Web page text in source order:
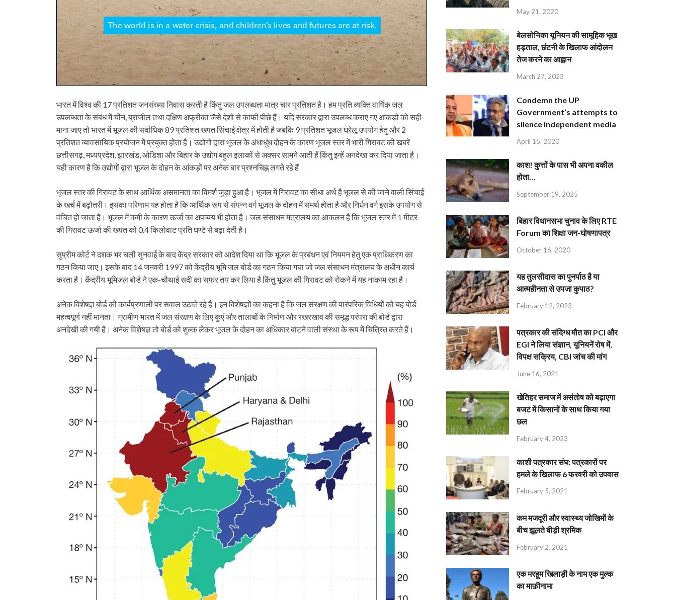
भारत में विश्व की 17 प्रतिशत जनसंख्या निवास करती है किंतु जल उपलब्धता मात्र चार प्रतिशत है। हम प्रति व्यक्ति वार्षिक जल
उपलब्धता के संबंध में चीन, ब्राजील तथा दक्षिण अफ्रीका जैसे देशों से काफी पीछे हैं। यदि सरकार द्वारा उपलब्ध कराए गए आंकड़ों को सही
माना जाए तो भारत में भूजल की सर्वाधिक 89 प्रतिशत खपत सिंचाई क्षेत्र में होती है जबकि 9 प्रतिशत भूजल घरेलू उपयोग हेतु और 2
प्रतिशत व्यावसायिक प्रयोजन में प्रयुक्त होता है। उद्योगों द्वारा भूजल के अंधाधुंध दोहन के कारण भूजल स्तर में भारी गिरावट की खबरें
छत्तीसगढ़, मध्यप्रदेश, झारखंड, ओडिशा और बिहार के उद्योग बहुल इलाकों से अक्सर सामने आती हैं किंतु इन्हें अनदेखा कर दिया जाता है।
यही कारण है कि उद्योगों द्वारा भूजल के दोहन के आंकड़ों पर अनेक बार प्रश्नचिह्न लगते रहे हैं।
भूजल स्तर की गिरावट के साथ आर्थिक असमानता का विमर्श जुड़ा हुआ है। भूजल में गिरावट का सीधा अर्थ है भूजल से की जाने वाली सिंचाई
के खर्च में बढ़ोतरी। इसका परिणाम यह होता है कि आर्थिक रूप से संपन्न वर्ग भूजल के दोहन में समर्थ होता है और निर्धन वर्ग इसके उपयोग से
वंचित हो जाता है। भूजल में कमी के कारण ऊर्जा का अपव्यय भी होता है। जल संसाधन मंत्रालय का आकलन है कि भूजल स्तर में 1 मीटर
की गिरावट ऊर्जा की खपत को 0.4 किलोवाट प्रति घण्टे से बढ़ा देती है।
सुप्रीम कोर्ट ने दशक भर चली सुनवाई के बाद केंद्र सरकार को आदेश दिया था कि भूजल के प्रबंधन एवं नियमन हेतु एक प्राधिकरण का
गठन किया जाए। इसके बाद 14 जनवरी 1997 को केंद्रीय भूमि जल बोर्ड का गठन किया गया जो जल संसाधन मंत्रालय के अधीन कार्य
करता है। केंद्रीय भूमिजल बोर्ड ने एक-चौथाई सदी का सफर तय कर लिया है किंतु भूजल की गिरावट को रोकने में यह नाकाम रहा है।
अनेक विशेषज्ञ बोर्ड की कार्यप्रणाली पर सवाल उठाते रहे हैं। इन विशेषज्ञों का कहना है कि जल संरक्षण की पारंपरिक विधियों को यह बोर्ड
महत्वपूर्ण नहीं मानता। ग्रामीण भारत में जल संरक्षण के लिए कुएं और तालाबों के निर्माण और रखरखाव की समृद्ध परंपरा की बोर्ड द्वारा
अनदेखी की गयी है। अनेक विशेषज्ञ तो बोर्ड को शुल्क लेकर भूजल के दोहन का अधिकार बांटने वाली संस्था के रूप में चित्रित करते हैं।
May 21, 2020
बेलसोनिका यूनियन की सामूहिक भूख
हड़ताल, छंटनी के खिलाफ आंदोलन
तेज करने का आह्वान
March 27, 2023
Condemn the UP
Government’s attempts to
silence independent media
April 15, 2020
काश! कुत्तों के पास भी अपना वकील
होता…
September 19, 2025
बिहार विधानसभा चुनाव के लिए RTE
Forum का शिक्षा जन-घोषणापत्र
October 16, 2020
यह तुलसीदास का पुनर्पाठ है या
आत्महीनता से उपजा कुपाठ?
February 12, 2023
पत्रकार की संदिग्ध मौत का PCI और
EGI ने लिया संज्ञान, यूनियनें रोष में,
विपक्ष सक्रिय, CBI जांच की मांग
June 16, 2021
खेतिहर समाज में असंतोष को बढ़ाएगा
बजट में किसानों के साथ किया गया
छल
February 4, 2023
काशी पत्रकार संघ: पत्रकारों पर
हमले के खिलाफ 6 फरवरी को उपवास
February 5, 2021
कम मजदूरी और स्वास्थ्य जोखिमों के
बीच झूलते बीड़ी श्रमिक
February 2, 2021
एक मरहूम खिलाड़ी के नाम एक मुल्क
का माफ़ीनामा